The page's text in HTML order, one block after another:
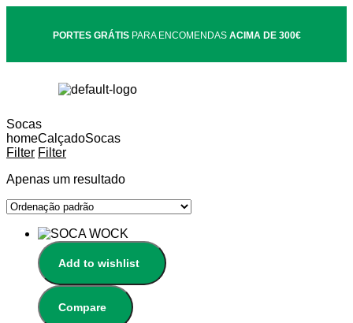
PORTES GRÁTISPARA ENCOMENDAS ACIMA DE 300€
Socas
homeCalçadoSocas
Filter Filter
Apenas um resultado
Add to wishlist
Compare